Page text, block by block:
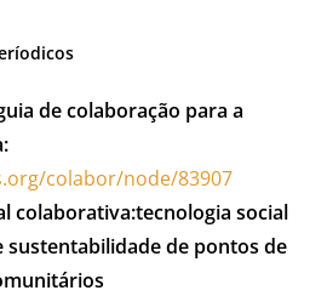
de colaboração para a
colabor/node/83907
colaborativa:tecnologia social
sustentabilidade de pontos de